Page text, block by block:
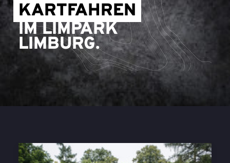
KARTFAHREN
IM LIMPARK
LIMBURG.